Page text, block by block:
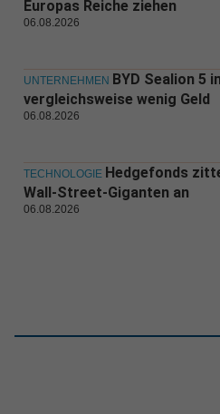
Europas Reiche ziehen
06.08.2026
UNTERNEHMEN BYD Sealion 5
vergleichsweise wenig Geld
06.08.2026
TECHNOLOGIE Hedgefonds
Wall-Street-Giganten an
06.08.2026